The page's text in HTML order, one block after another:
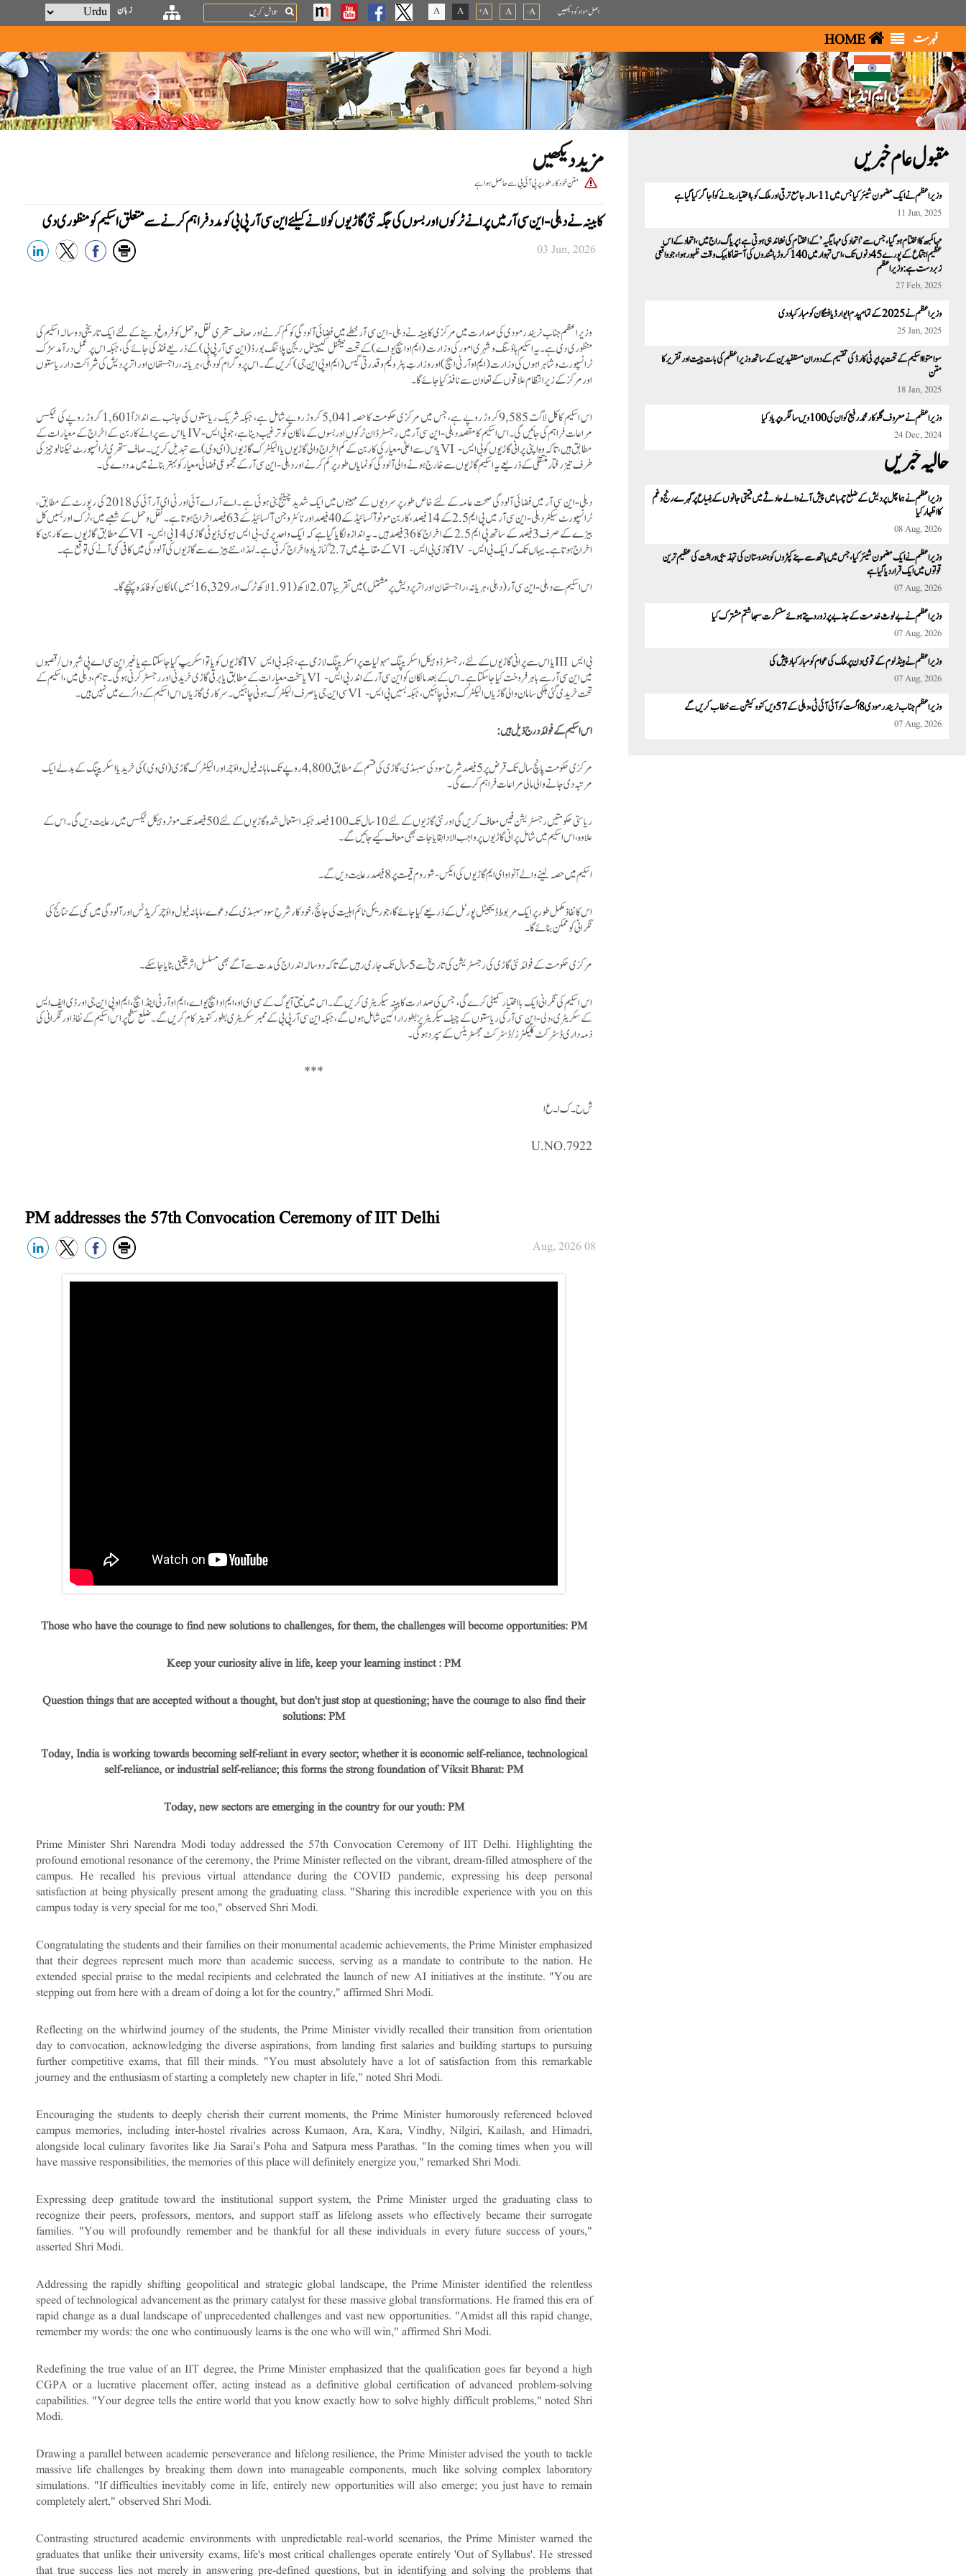
اصل مواد کو دیکھیں A
-
A
A
+
A
A
Search زبان
فہرست HOME
پی ایم انڈیا
مزید دیکھیں
متن خودکار طور پر پی آئی بی سے حاصل ہوا ہے
کابینہ نے دہلی-این سی آر میں پرانے ٹرکوں اور بسوں کی جگہ نئی گاڑیوں کولانے کیلئے این سی آر پی بی کو مدد فراہم کرنے سے متعلق اسکیم کو منظوری دی
03 Jun, 2026
وزیراعظم جناب نریندر مودی کی صدارت میں مرکزی کابینہ نے دہلی-این سی آر خطے میں فضائی آلودگی کو کم کرنے اور صاف ستھری نقل و حمل کو فروغ دینے کے لئے ایک تاریخی دو سالہ اسکیم کی
منظوری دی ہے۔یہ اسکیم ہاؤسنگ و شہری امور کی وزارت (ایم او ایچ یو اے)کے تحت نیشنل کیپیٹل ریجن پلاننگ بورڈ(این سی آر پی بی)کے ذریعے فنڈ کی جائے گی، جبکہ اس پر عمل درآمد سڑک
ٹرانسپورٹ و شاہراہوں کی وزارت (ایم او آر ٹی ایچ)اور وزارتِ پٹرولیم و قدرتی گیس (ایم او پی این جی)کریں گے۔ اس پروگرام کو دہلی، ہریانہ، راجستھان اور اتر پردیش کی شراکت دار ریاستوں
اور مرکز کے زیر انتظام علاقوں کے تعاون سے نافذ کیا جائے گا۔
اس اسکیم کا کل لاگت 9,585 کروڑ روپے ہے، جس میں مرکزی حکومت کا حصہ 5,041 کروڑ روپے شامل ہے، جبکہ شریک ریاستوں کی جانب سے اندازاً 1,601 کروڑ روپے کی ٹیکس
مراعات فراہم کی جائیں گی۔اس اسکیم کا مقصد دہلی-این سی آر میں رجسٹرڈ ان ٹرکوں اور بسوں کے مالکان کو ترغیب دینا ہے، جو بی ایس-IVیا اس سے پرانے کاربن کے اخراج کے معیارات کے
مطابق ہیں، تاکہ وہ اپنی پرانی گاڑیوں کو بی ایس-VIیا اس سے اعلیٰ معیار کی کاربن کے کم اخراج والی گاڑیوں یا الیکٹرک گاڑیوں(ای وی)سے تبدیل کریں۔صاف ستھری ٹرانسپورٹ ٹیکنالوجیز کی
طرف تیز رفتار منتقلی کے ذریعے یہ اسکیم گاڑیوں سے خارج ہونے والی آلودگی کو نمایاں طور پر کم کرنے اور دہلی-این سی آر کے مجموعی فضائی معیار کو بہتر بنانے میں مدد دے گی۔
دہلی-این سی آر میں فضائی آلودگی صحت عامہ کے لئے خاص طور پر سردیوں کے مہینوں میں ایک شدید چیلنج بنی ہوئی ہے ۔
اے آر اے آئی اور ٹی ای آر آئی کی 2018 کی رپورٹ کے مطابق،
ٹرانسپورٹ سیکٹر دہلی-این سی آر میں پی ایم 2.5 کے 14فیصد، کاربن مونو آکسائیڈ کے 40فیصد اور نائٹروجن آکسائیڈ کے 63فیصد اخراج ہوتا ہے۔نقل و حمل کے شعبے میں ، ٹرک اور بسیں کل
بیڑے کے صرف 3فیصد کے ساتھ پی ایم 2.5 کے اخراج کا 36فیصد ہیں ۔ یہ اندازہ لگایا گیا ہے کہ ایک واحد پری-بی ایس ہیوی ڈیوٹی گاڑی 14 بی ایس-
VIکے مطابق گاڑیوں سے کاربن کا
اخراج ہوتاہے ۔ یہاں تک کہ ایک بی ایس- IVگاڑی بی ایس- VIکے مقابلے میں 2.7 گنا زیادہ اخراج کرتی ہے۔لہذا ، نئے بیڑے سے گاڑیوں کی آلودگی میں کافی کمی آنے کی توقع ہے ۔
اس اسکیم سے دہلی-این سی آر (دہلی ، ہریانہ ، راجستھان اور اتر پردیش پر مشتمل) میں تقریبا 2.07 لاکھ (1.91 لاکھ ٹرک اور 16,329 بسیں) مالکان کو فائدہ پہنچے گا ۔
بی ایس IIIیا اس سے پرانی گاڑیوں کے لئے ، رجسٹرڈ وہیکل اسکریپنگ سہولیات پرا سکریپنگ لازمی ہے ، جبکہ بی ایس IVگاڑیوں کو یا تو اسکریپ کیا جا سکتا ہے یا غیر این سی اے پی شہروں/قصبوں
میں این سی آر سے باہر فروخت کیا جا سکتا ہے ۔ اس کے بعد مالکان کو این سی آر کے اندر بی ایس-VIیا سخت معیارات کے مطابق یا برقی گاڑی خریدنی اور رجسٹر کرنی ہوگی ۔ تاہم ، دہلی میں ، اسکیم کے
تحت خریدی گئی ہلکی سامان والی گاڑیاں الیکٹرک ہونی چاہئیں ، جبکہ بسیں بی ایس- VIسی این جی یا صرف الیکٹرک ہونی چاہئیں ۔سرکاری گاڑیاں اس اسکیم کے دائرے میں نہیں ہیں۔
اس اسکیم کے فوائد درج ذیل ہیں:
مرکزی حکومت پانچ سال تک قرض پر 5 فیصد شرح سود کی سبسڈی، گاڑی کی قسم کے مطابق 4,800 روپے تک ماہانہ فیول واؤچر اور الیکٹرک گاڑی (ای وی) کی خرید یا اسکریپنگ کے بدلے ایک
مرتبہ دی جانے والی مالی مراعات فراہم کرے گی۔
ریاستی حکومتیں رجسٹریشن فیس معاف کریں گی اور نئی گاڑیوں کے لئے 10 سال تک 100 فیصد جبکہ استعمال شدہ گاڑیوں کے لئے 50 فیصد تک موٹر وہیکل ٹیکس میں رعایت دیں گی۔ اس کے
علاوہ، اس اسکیم میں شامل پرانی گاڑیوں پر واجب الادا بقایاجات بھی معاف کیے جائیں گے۔
اسکیم میں حصہ لینے والے آٹو او ای ایم گاڑیوں کی ایکس-شو روم قیمت پر 8 فیصد رعایت دیں گے۔
اس کا نفاذ مکمل طور پر ایک مربوط ڈیجیٹل پورٹل کے ذریعے کیا جائے گا، جو ریئل ٹائم اہلیت کی جانچ، خودکار شرحِ سود سبسڈی کے دعوے، ماہانہ فیول واؤچر کریڈٹس اور آلودگی میں کمی کے نتائج کی
نگرانی کو ممکن بنائے گا۔
مرکزی حکومت کے فوائد نئی گاڑی کی رجسٹریشن کی تاریخ سے 5 سال تک جاری رہیں گے تاکہ دو سالہ اندراج کی مدت سے آگے بھی مسلسل اثر یقینی بنایا جا سکے۔
اس اسکیم کی نگرانی ایک بااختیار کمیٹی کرے گی، جس کی صدارت کابینہ سیکریٹری کریں گے۔ اس میں نیتی آیوگ کےسی ای او، ایم او ایچ یو اے، ایم او آر ٹی اینڈ ایچ، ایم او پی این جی اور ڈی ایف ایس
کے سکریٹری، دلی- این سی آر کی ریاستوں کے چیف سیکریٹریز بطور اراکین شامل ہوں گے، جبکہ این سی آر پی بی کے ممبر سکریٹری بطور کنوینر کام کریں گے۔ ضلع سطح پر اس اسکیم کے نفاذ اور نگرانی کی
ذمہ داری ڈسٹرکٹ کلیکٹرز/ڈسٹرکٹ مجسٹریٹس کے سپرد ہوگی۔
***
ش ح۔ ک ا۔ ع ا
U.NO.7922
PM addresses the 57th Convocation Ceremony of IIT Delhi
08 Aug, 2026
Those who have the courage to find new solutions to challenges, for them, the challenges will become opportunities: PM
Keep your curiosity alive in life, keep your learning instinct : PM
Question things that are accepted without a thought, but don't just stop at questioning; have the courage to also find their
solutions: PM
Today, India is working towards becoming self-reliant in every sector; whether it is economic self-reliance, technological
self-reliance, or industrial self-reliance; this forms the strong foundation of Viksit Bharat: PM
Today, new sectors are emerging in the country for our youth: PM
Prime Minister Shri Narendra Modi today addressed the 57th Convocation Ceremony of IIT Delhi. Highlighting the
profound emotional resonance of the ceremony, the Prime Minister reflected on the vibrant, dream-filled atmosphere of the
campus. He recalled his previous virtual attendance during the COVID pandemic, expressing his deep personal
satisfaction at being physically present among the graduating class. "Sharing this incredible experience with you on this
campus today is very special for me too," observed Shri Modi.
Congratulating the students and their families on their monumental academic achievements, the Prime Minister emphasized
that their degrees represent much more than academic success, serving as a mandate to contribute to the nation. He
extended special praise to the medal recipients and celebrated the launch of new AI initiatives at the institute. "You are
stepping out from here with a dream of doing a lot for the country," affirmed Shri Modi.
Reflecting on the whirlwind journey of the students, the Prime Minister vividly recalled their transition from orientation
day to convocation, acknowledging the diverse aspirations, from landing first salaries and building startups to pursuing
further competitive exams, that fill their minds. "You must absolutely have a lot of satisfaction from this remarkable
journey and the enthusiasm of starting a completely new chapter in life," noted Shri Modi.
Encouraging the students to deeply cherish their current moments, the Prime Minister humorously referenced beloved
campus memories, including inter-hostel rivalries across Kumaon, Ara, Kara, Vindhy, Nilgiri, Kailash, and Himadri,
alongside local culinary favorites like Jia Sarai’s Poha and Satpura mess Parathas. "In the coming times when you will
have massive responsibilities, the memories of this place will definitely energize you," remarked Shri Modi.
Expressing deep gratitude toward the institutional support system, the Prime Minister urged the graduating class to
recognize their peers, professors, mentors, and support staff as lifelong assets who effectively became their surrogate
families. "You will profoundly remember and be thankful for all these individuals in every future success of yours,"
asserted Shri Modi.
Addressing the rapidly shifting geopolitical and strategic global landscape, the Prime Minister identified the relentless
speed of technological advancement as the primary catalyst for these massive global transformations. He framed this era of
rapid change as a dual landscape of unprecedented challenges and vast new opportunities. "Amidst all this rapid change,
remember my words: the one who continuously learns is the one who will win," affirmed Shri Modi.
Redefining the true value of an IIT degree, the Prime Minister emphasized that the qualification goes far beyond a high
CGPA or a lucrative placement offer, acting instead as a definitive global certification of advanced problem-solving
capabilities. "Your degree tells the entire world that you know exactly how to solve highly difficult problems," noted Shri
Modi.
Drawing a parallel between academic perseverance and lifelong resilience, the Prime Minister advised the youth to tackle
massive life challenges by breaking them down into manageable components, much like solving complex laboratory
simulations. "If difficulties inevitably come in life, entirely new opportunities will also emerge; you just have to remain
completely alert," observed Shri Modi.
Contrasting structured academic environments with unpredictable real-world scenarios, the Prime Minister warned the
graduates that unlike their university exams, life's most critical challenges operate entirely 'Out of Syllabus'. He stressed
that true success lies not merely in answering pre-defined questions, but in identifying and solving the problems that
مقبول عام خبریں
وزیراعظم نے ایک مضمون شیئرکیا جس میں 11 سالہ جامع ترقی اور ملک کوبا اختیار بنانےکو اُجاگر کیا گیا ہے
11 Jun, 2025
مہا کمبھ کا اختتام ہو گیا ، جس سے’اتحاد کی مہا یگیہ’ کے اختتام کی نشاندہی ہوتی ہے؛ پریاگ راج میں، اتحاد کے اس
عظیم اجتماع کے پورے 45 دنوں تک،اس تہوار میں 140 کروڑ باشندوں کی آستھا کا بیک وقت ظہور ہوا ، جو واقعی
زبردست ہے:وزیراعظم
27 Feb, 2025
وزیر اعظم نے 2025 کے تمام پدم ایوارڈ یافتگان کو مبارکباد دی
25 Jan, 2025
سوامتواا اسکیم کے تحت پراپرٹی کارڈ کی تقسیم کے دوران مستفیدین کے ساتھ وزیر اعظم کی بات چیت اور تقریر کا
متن
18 Jan, 2025
وزیراعظم نے معروف گلوکار محمد رفیع کو ان کی 100 ویں سالگرہ پر یاد کیا
24 Dec, 2024
حالیہ خبریں
وزیراعظم نے ہماچل پردیش کے ضلع چمبا میں پیش آنے والے حادثے میں قیمتی جانوں کے ضِیاع پر گہرے رنج و غم
کا اظہار کیا
08 Aug, 2026
وزیراعظم نے ایک مضمون شیئر کیا، جس میں ہاتھ سے بنے کپڑوں کوہندوستان کی تہذیبی وراثت کی عظیم ترین
قوتوں میں ایک قرار دیا گیا ہے
07 Aug, 2026
وزیر اعظم نے بے لوث خدمت کے جذبے پر زور دیتے ہوئے سنسکرت سبھاشتم مشترک کیا
07 Aug, 2026
وزیر اعظم نے ہینڈلوم کے قومی دن پر ملک کی عوام کو مبارکباد پیش کی
07 Aug, 2026
وزیراعظم جناب نریندر مودی8 اگست کو آئی آئی ٹی، دہلی کے 57ویں کنووکیشن سے خطاب کریں گے
07 Aug, 2026